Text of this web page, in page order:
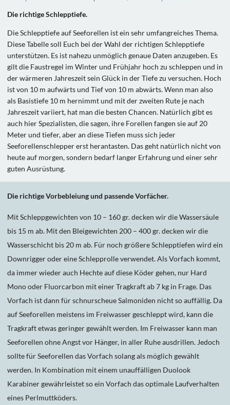
Die richtige Schlepptiefe.
Die Schlepptiefe auf Seeforellen ist ein sehr umfangreiches Thema.
Diese Tabelle soll Euch bei der Wahl der richtigen Schlepptiefe
unterstützen. Es ist nahezu unmöglich genaue Daten anzugeben. Es
gilt die Faustregel im Winter und Frühjahr hoch zu schleppen und in
der wärmeren Jahreszeit sein Glück in der Tiefe zu versuchen. Hoch
ist von 10 m aufwärts und Tief von 10 m abwärts. Wenn man also
als Basistiefe 10 m hernimmt und mit der zweiten Rute je nach
Jahreszeit variiert, hat man die besten Chancen. Natürlich gibt es
auch hier Spezialisten, die sagen, ihre Forellen fangen sie auf 20
Meter und tiefer, aber an diese Tiefen muss sich jeder
Seeforellenschlepper erst herantasten. Das geht natürlich nicht von
heute auf morgen, sondern bedarf langer Erfahrung und einer sehr
guten Ausrüstung.
Die richtige Vorbebleiung und passende Vorfächer.
Mit Schleppgewichten von 10 – 160 gr. decken wir die Wassersäule
bis 15 m ab. Mit den Bleigewichten 200 – 400 gr. decken wir die
Wasserschicht bis 20 m ab. Für noch größere Schlepptiefen wird ein
Downrigger oder eine Schlepprolle verwendet. Als Vorfach kommt,
da immer wieder auch Hechte auf diese Köder gehen, nur Hard
Mono oder Fluorcarbon mit einer Tragkraft ab 7 kg in Frage. Das
Vorfach ist dann für schnurscheue Salmoniden nicht so auffällig. Da
auf Seeforellen meistens im Freiwasser geschleppt wird, kann die
Tragkraft etwas geringer gewählt werden. Im Freiwasser kann man
Seeforellen ohne Angst vor Hänger, in aller Ruhe ausdrillen. Jedoch
sollte für Seeforellen das Vorfach solang als möglich gewählt
werden. In Kombination mit einem unauffälligen Duolook
Karabiner gewährleistet so ein Vorfach das optimale Laufverhalten
eines Perlmuttköders.